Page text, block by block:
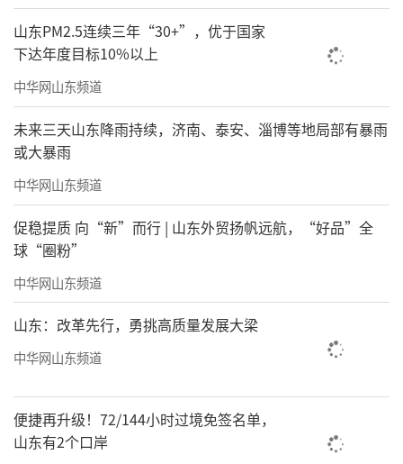
山东PM2.5连续三年“30+”，优于国家
下达年度目标10%以上
中华网山东频道
未来三天山东降雨持续，济南、泰安、淄博等地局部有暴雨
或大暴雨
中华网山东频道
促稳提质 向“新”而行 | 山东外贸扬帆远航，“好品”全
球“圈粉”
中华网山东频道
山东：改革先行，勇挑高质量发展大梁
中华网山东频道
便捷再升级！72/144小时过境免签名单，
山东有2个口岸